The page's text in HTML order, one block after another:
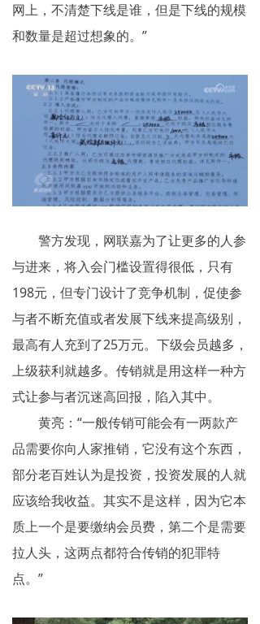
网上，不清楚下线是谁，但是下线的规模
和数量是超过想象的。”
警方发现，网联嘉为了让更多的人参
与进来，将入会门槛设置得很低，只有
198元，但专门设计了竞争机制，促使参
与者不断充值或者发展下线来提高级别，
最高有人充到了25万元。下级会员越多，
上级获利就越多。传销就是用这样一种方
式让参与者沉迷高回报，陷入其中。
黄亮：“一般传销可能会有一两款产
品需要你向人家推销，它没有这个东西，
部分老百姓认为是投资，投资发展的人就
应该给我收益。其实不是这样，因为它本
质上一个是要缴纳会员费，第二个是需要
拉人头，这两点都符合传销的犯罪特
点。”